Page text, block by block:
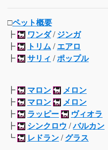
□ペット概要
┣
ワンダ/ジンガ
┣
トリム /エアロ
┣
サリィ /ポップル
┣ マロン
メロン
┣
マロン
メロン
┣
ラッピー
ヴィオラ
┣
シンクロウ /バルカン
┗
レドラン/グラス